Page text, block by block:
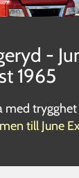
-
1965
till June